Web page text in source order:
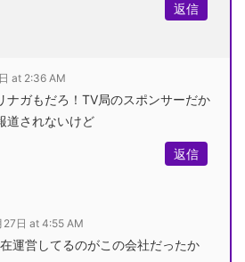
返信
at 2:36 AM
ナガもだろ！TV局のスポンサーだか
道されないけど
返信
27日 at 4:55 AM
運営してるのがこの会社だったか